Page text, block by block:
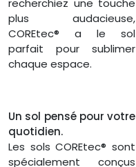
recherchiez une touche
plus audacieuse,
COREtec® a le sol
parfait pour sublimer
chaque espace.
Un sol pensé pour votre
quotidien.
Les sols COREtec® sont
spécialement conçus